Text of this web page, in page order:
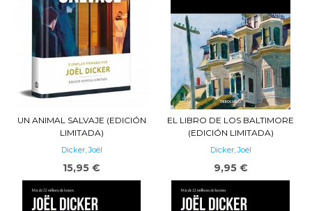
UN ANIMAL SALVAJE (EDICIÓN
LIMITADA)
Dicker, Joël
15,95 €
EL LIBRO DE LOS BALTIMORE
(EDICIÓN LIMITADA)
Dicker, Joël
9,95 €